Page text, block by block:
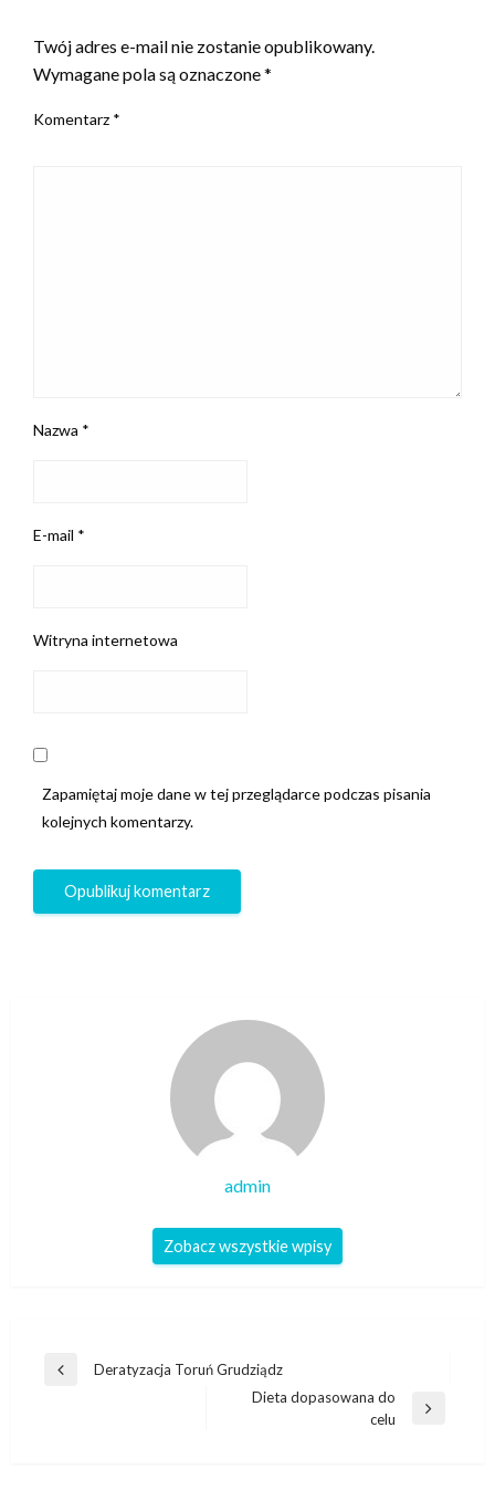
Twój adres e-mail nie zostanie opublikowany.
Wymagane pola są oznaczone*
Komentarz *
Nazwa *
E-mail *
Witryna internetowa
Zapamiętaj moje dane w tej przeglądarce podczas pisania
kolejnych komentarzy.
admin
Zobacz wszystkie wpisy
Nawigacja
Poprzedni
Deratyzacja Toruń Grudziądz
Dieta dopasowana do
celu